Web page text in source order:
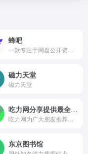
蜂吧
磁力天堂
磁力天堂
吃力网分享提供最全的搜索引擎
东京图书馆